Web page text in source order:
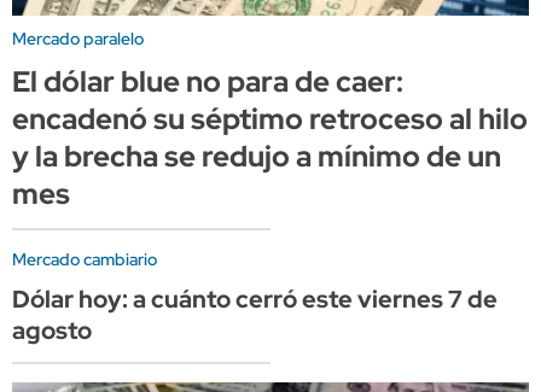
Mercado paralelo
El dólar blue no para de caer:
encadenó su séptimo retroceso al hilo
y la brecha se redujo a mínimo de un
mes
Mercado cambiario
Dólar hoy: a cuánto cerró este viernes 7 de
agosto